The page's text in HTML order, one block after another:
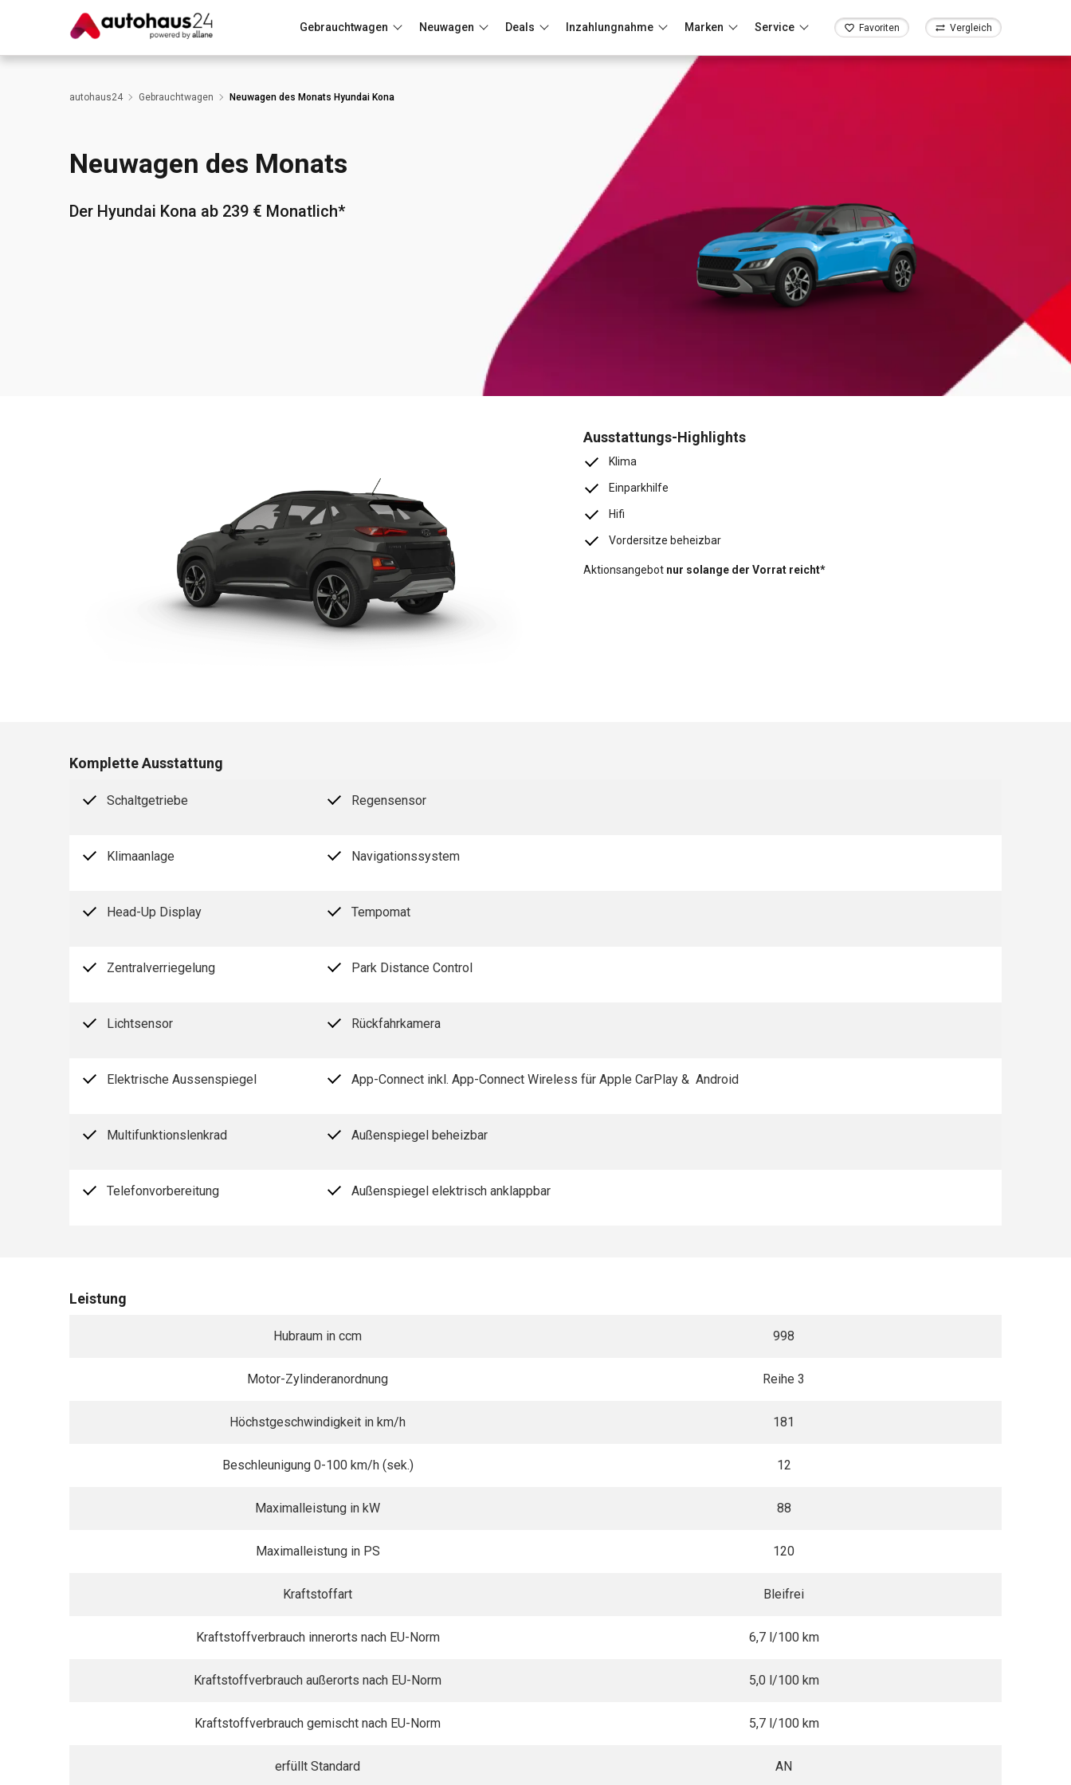
Gebrauchtwagen Neuwagen Deals Inzahlungnahme Marken Service Favoriten Vergleich
Wir bewerten dein AutoRund um die Inzahlungnahme
autohaus24 Gebrauchtwagen Neuwagen des Monats Hyundai Kona
Neuwagen des Monats
Der Hyundai Kona ab 239 € Monatlich*
Ausstattungs-Highlights
Klima
Einparkhilfe
Hifi
Vordersitze beheizbar
Aktionsangebot nur solange der Vorrat reicht*
Komplette Ausstattung
Schaltgetriebe Regensensor
Klimaanlage Navigationssystem
Head-Up Display Tempomat
Zentralverriegelung Park Distance Control
Lichtsensor Rückfahrkamera
Elektrische Aussenspiegel App-Connect inkl. App-Connect Wireless für Apple CarPlay & Android
Multifunktionslenkrad Außenspiegel beheizbar
Telefonvorbereitung Außenspiegel elektrisch anklappbar
Leistung
Hubraum in ccm 998
Motor-Zylinderanordnung Reihe 3
Höchstgeschwindigkeit in km/h 181
Beschleunigung 0-100 km/h (sek.) 12
Maximalleistung in kW 88
Maximalleistung in PS 120
Kraftstoffart Bleifrei
Kraftstoffverbrauch innerorts nach EU-Norm 6,7 l/100 km
Kraftstoffverbrauch außerorts nach EU-Norm 5,0 l/100 km
Kraftstoffverbrauch gemischt nach EU-Norm 5,7 l/100 km
erfüllt Standard AN